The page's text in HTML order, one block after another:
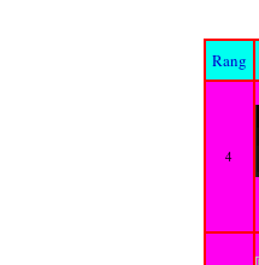
Rang
4